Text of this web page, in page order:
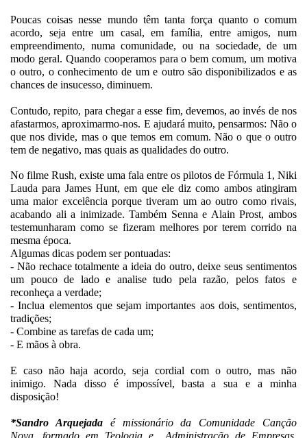
Poucas coisas nesse mundo têm tanta força quanto o comum
acordo, seja entre um casal, em família, entre amigos, num
empreendimento, numa comunidade, ou na sociedade, de um
modo geral. Quando cooperamos para o bem comum, um motiva
o outro, o conhecimento de um e outro são disponibilizados e as
chances de insucesso, diminuem.
Contudo, repito, para chegar a esse fim, devemos, ao invés de nos
afastarmos, aproximarmo-nos. E ajudará muito, pensarmos: Não o
que nos divide, mas o que temos em comum. Não o que o outro
tem de negativo, mas quais as qualidades do outro.
No filme Rush, existe uma fala entre os pilotos de Fórmula 1, Niki
Lauda para James Hunt, em que ele diz como ambos atingiram
uma maior excelência porque tiveram um ao outro como rivais,
acabando ali a inimizade. Também Senna e Alain Prost, ambos
testemunharam como se fizeram melhores por terem corrido na
mesma época.
Algumas dicas podem ser pontuadas:
- Não rechace totalmente a ideia do outro, deixe seus sentimentos
um pouco de lado e analise tudo pela razão, pelos fatos e
reconheça a verdade;
- Inclua elementos que sejam importantes aos dois, sentimentos,
tradições;
- Combine as tarefas de cada um;
- E mãos à obra.
E caso não haja acordo, seja cordial com o outro, mas não
inimigo. Nada disso é impossível, basta a sua e a minha
disposição!
*Sandro Arquejadaé missionário da Comunidade Canção
Nova, formado em Teologia e Administração de Empresas.